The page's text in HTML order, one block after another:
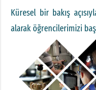
Küresel bir bakış
alarak öğrencilerimizi